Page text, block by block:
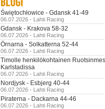
Świętochłowice - Gdansk 41-49
06.07.2026 - Lahti Racing
Gdansk - Krakova 58-32
06.07.2026 - Lahti Racing
Örnarna - Solkatterna 52-44
06.07.2026 - Lahti Racing
Timolle henkilökohtainen
Karlstadissa
06.07.2026 - Lahti Racing
Nordjysk - Esbjerg 40-44
06.07.2026 - Lahti Racing
Piraterna - Dackarna 44-46
06.07.2026 - Lahti Racing